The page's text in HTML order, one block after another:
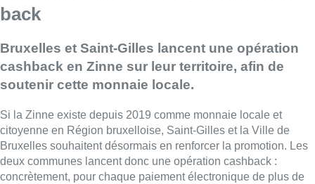
back
Bruxelles et Saint-Gilles lancent une opération
cashback en Zinne sur leur territoire, afin de
soutenir cette monnaie locale.
Si la Zinne existe depuis 2019 comme monnaie locale et
citoyenne en Région bruxelloise, Saint-Gilles et la Ville de
Bruxelles souhaitent désormais en renforcer la promotion. Les
deux communes lancent donc une opération cashback :
concrètement, pour chaque paiement électronique de plus de